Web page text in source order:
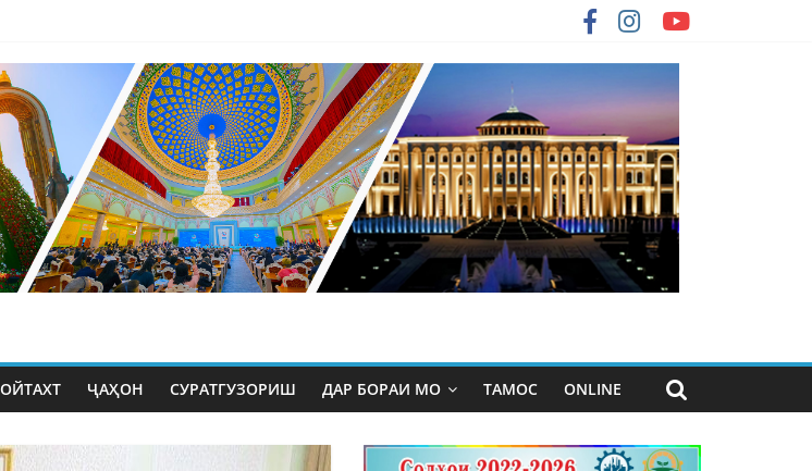
ҶАҲОН СУРАТГУЗОРИШ ДАР БОРАИ МО ТАМОС ONLINE